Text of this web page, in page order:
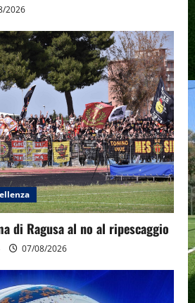
2026
di Ragusa al no al ripescaggio
07/08/2026